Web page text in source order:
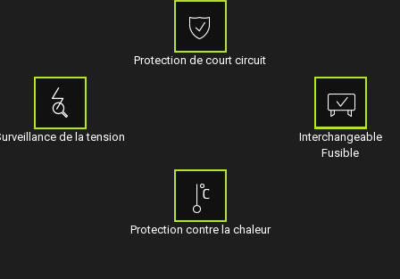
Protection de court circuit
de la tension
Interchangeable
Fusible
Protection contre la chaleur